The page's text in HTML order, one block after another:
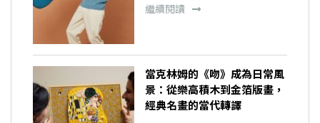
繼續閱讀
當克林姆的《吻》成為日常風
景：從樂高積木到金箔版畫，
經典名畫的當代轉譯